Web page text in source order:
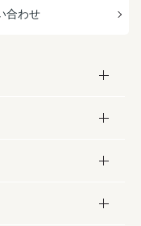
合わせ